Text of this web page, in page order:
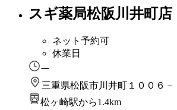
スギ薬局松阪川井町店
ネット予約可
休業日
ー
三重県松阪市川井町１００６－
松ヶ崎駅から1.4km